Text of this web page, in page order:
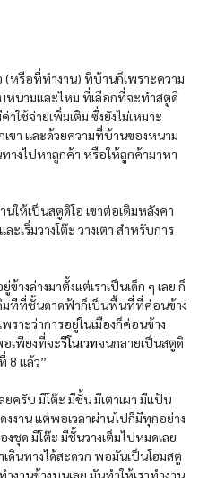
หรือที่ทำงาน) ที่บ้านก็เพราะความ
หนามและไหม ที่เลือกที่จะทำสตูดิ
ใช้จ่ายเพิ่มเติม ซึ่งยังไม่เหมาะ
ขา และด้วยความที่บ้านของหนาม
างไปหาลูกค้า หรือให้ลูกค้ามาหา
ให้เป็นสตูดิโอ เขาต่อเติมหลังคา
ะเริ่มวางโต๊ะ วางเตา สำหรับการ
างล่างมาตั้งแต่เราเป็นเด็ก ๆ เลย ก็
ดิมทีที่ชั้นดาดฟ้าก็เป็นพื้นที่ที่ค่อนข้าง
ราะว่าการอยู่ในเมืองก็ค่อนข้าง
เพียงที่จะรีโนเวทจนกลายเป็นสตูดิ
8 แล้ว”
ครับ มีโต๊ะ มีชั้น มีเตาเผา มีแป้น
งาน แต่พอเวลาผ่านไปก็มีทุกอย่าง
ด มีโต๊ะ มีชั้นวางเต็มไปหมดเลย
ดินทางได้สะดวก พอมันเป็นโฮมสตู
งานข้างบนเลย มันทำให้เราทำงาน